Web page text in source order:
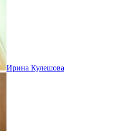
Ирина Кулешова